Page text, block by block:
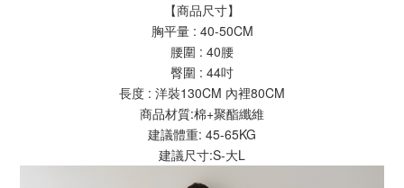
【商品尺寸】
胸平量 : 40-50CM
腰圍 : 40腰
臀圍 : 44吋
長度 : 洋裝130CM 內裡80CM
商品材質:棉+聚酯纖維
建議體重: 45-65KG
建議尺寸:S-大L